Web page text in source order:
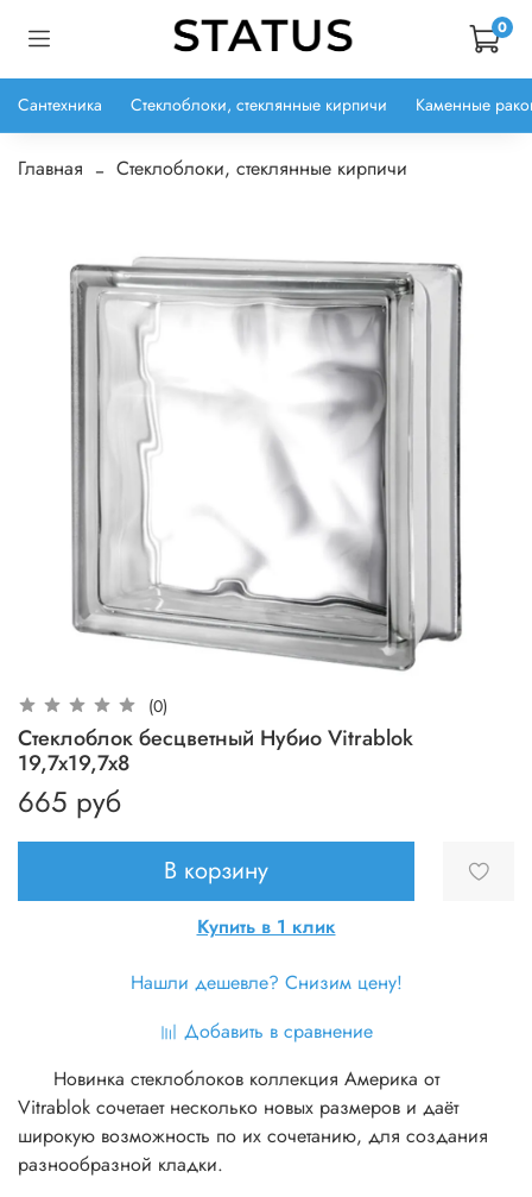
0
Сантехника Стеклоблоки, стеклянные кирпичи Каменные
Главная Стеклоблоки, стеклянные кирпичи
(0)
Стеклоблок бесцветный Нубио Vitrablok
19,7x19,7x8
665 руб
В корзину
Купить в 1 клик
Нашли дешевле? Снизим цену!
Добавить в сравнение
Новинка стеклоблоков коллекция Америка от
Vitrablok сочетает несколько новых размеров и даёт
широкую возможность по их сочетанию, для создания
разнообразной кладки.